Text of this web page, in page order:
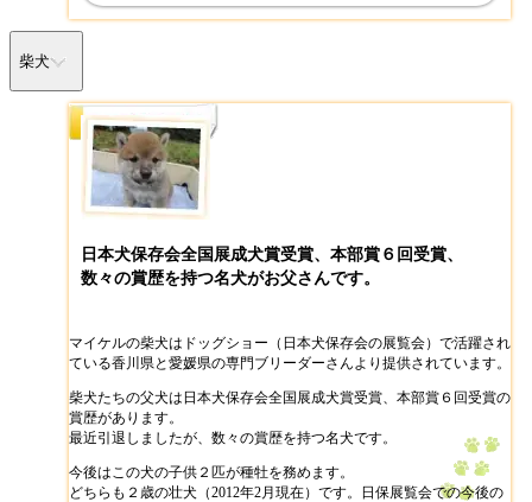
柴犬
日本犬保存会全国展成犬賞受賞、本部賞６回受賞、
数々の賞歴を持つ名犬がお父さんです。
マイケルの柴犬はドッグショー（日本犬保存会の展覧会）で活躍され
ている香川県と愛媛県の専門ブリーダーさんより提供されています。
柴犬たちの父犬は日本犬保存会全国展成犬賞受賞、本部賞６回受賞の
賞歴があります。
最近引退しましたが、数々の賞歴を持つ名犬です。
今後はこの犬の子供２匹が種牡を務めます。
どちらも２歳の壮犬（2012年2月現在）です。日保展覧会での今後の